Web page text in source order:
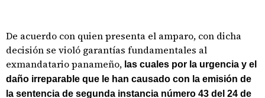
De acuerdo con quien presenta el amparo, con dicha
decisión se violó garantías fundamentales al
exmandatario panameño, las cuales por la urgencia y el
daño irreparable que le han causado con la emisión de
la sentencia de segunda instancia número 43 del 24 de